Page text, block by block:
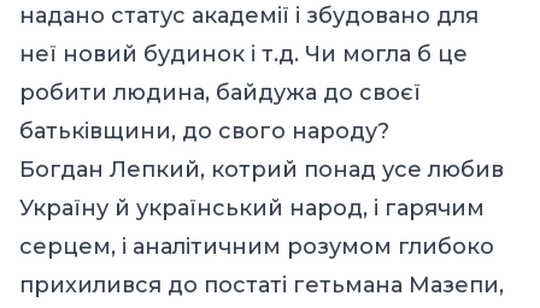
надано статус академії і збудовано для
неї новий будинок і т.д. Чи могла б це
робити людина, байдужа до своєї
батьківщини, до свого народу?
Богдан Лепкий, котрий понад усе любив
Україну й український народ, і гарячим
серцем, і аналітичним розумом глибоко
прихилився до постаті гетьмана Мазепи,